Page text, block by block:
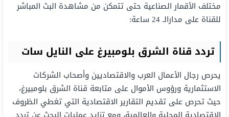
مختلف الأقمار الصناعية حتى تتمكن من مشاهدة البث المباشر
للقناة على مدارالـ 24 ساعة:
تردد قناة الشرق بلومبيرغ على النايل سات
يحرص رجال الأعمال العرب والاقتصاديين وأصحاب الشركات
الاستثمارية ورؤوس الأموال على متابعة قناة الشرق بلومبيرغ،
حيث تحرص على تقديم التقارير الاقتصادية التي تغطي الظروف